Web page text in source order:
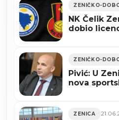
NK Čelik
dobio
Pivić: U
nova
ZENICA